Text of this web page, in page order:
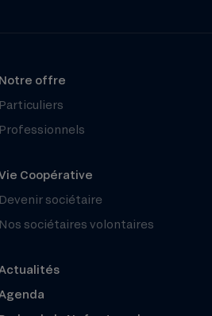
Notre offre
Particuliers
Professionnels
Coopérative
Devenir sociétaire
Nos sociétaires volontaires